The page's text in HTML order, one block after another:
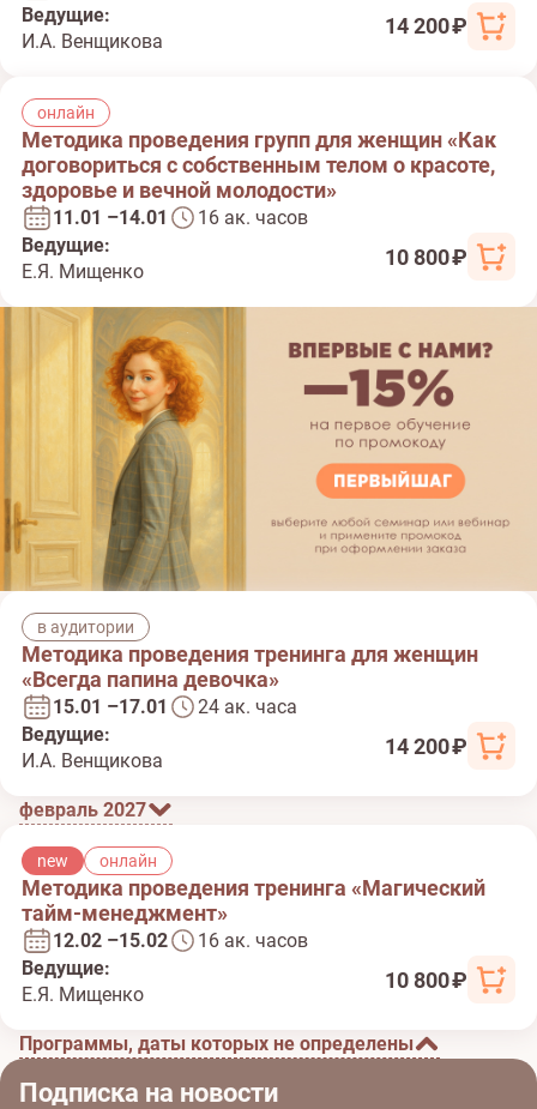
Ведущие:
И.А. Венщикова
14 200 ₽
онлайн
Методика проведения групп для женщин «Как
договориться с собственным телом о красоте,
здоровье и вечной молодости»
11.01 –14.01
16 ак. часов
Ведущие:
Е.Я. Мищенко
10 800 ₽
в аудитории
Методика проведения тренинга для женщин
«Всегда папина девочка»
15.01 –17.01
24 ак. часа
Ведущие:
И.А. Венщикова
14 200 ₽
февраль 2027
new онлайн
Методика проведения тренинга «Магический
тайм-менеджмент»
12.02 –15.02
16 ак. часов
Ведущие:
Е.Я. Мищенко
10 800 ₽
Программы, даты которых не определены
Подписка на новости